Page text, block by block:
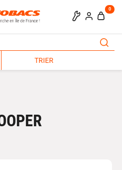
0
TRIER